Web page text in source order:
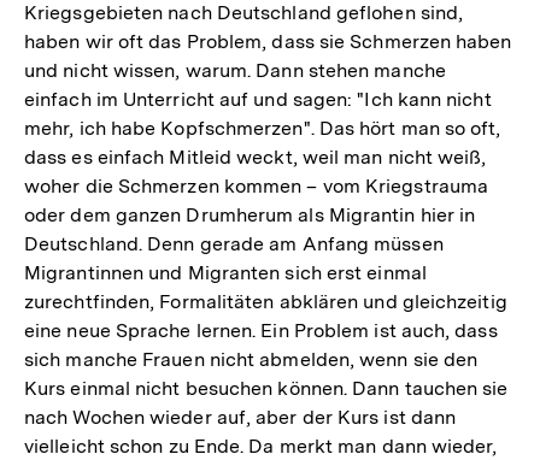
Kriegsgebieten nach Deutschland geflohen sind,
haben wir oft das Problem, dass sie Schmerzen haben
und nicht wissen, warum. Dann stehen manche
einfach im Unterricht auf und sagen: "Ich kann nicht
mehr, ich habe Kopfschmerzen". Das hört man so oft,
dass es einfach Mitleid weckt, weil man nicht weiß,
woher die Schmerzen kommen – vom Kriegstrauma
oder dem ganzen Drumherum als Migrantin hier in
Deutschland. Denn gerade am Anfang müssen
Migrantinnen und Migranten sich erst einmal
zurechtfinden, Formalitäten abklären und gleichzeitig
eine neue Sprache lernen. Ein Problem ist auch, dass
sich manche Frauen nicht abmelden, wenn sie den
Kurs einmal nicht besuchen können. Dann tauchen sie
nach Wochen wieder auf, aber der Kurs ist dann
vielleicht schon zu Ende. Da merkt man dann wieder,